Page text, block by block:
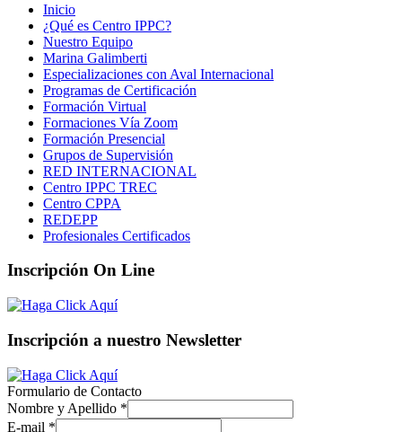
Inicio
¿Qué es Centro IPPC?
Nuestro Equipo
Marina Galimberti
Especializaciones con Aval Internacional
Programas de Certificación
Formación Virtual
Formaciones Vía Zoom
Formación Presencial
Grupos de Supervisión
RED INTERNACIONAL
Centro IPPC TREC
Centro CPPA
REDEPP
Profesionales Certificados
Inscripción On Line
Inscripción a nuestro Newsletter
Formulario de Contacto
Nombre y Apellido *
E-mail *